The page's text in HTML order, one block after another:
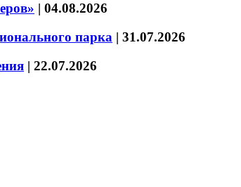
| 04.08.2026
парка | 31.07.2026
| 22.07.2026